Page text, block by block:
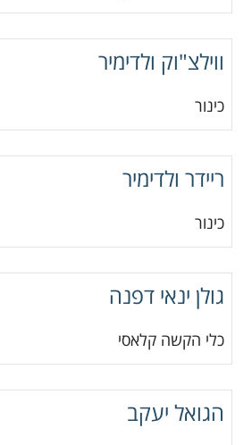
ווילצ"וק ולדימיר
כינור
ריידר ולדימיר
כינור
גולן ינאי דפנה
כלי הקשה קלאסי
הגואל יעקב